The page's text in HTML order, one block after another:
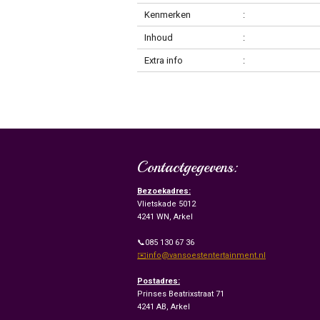
Kenmerken :
Inhoud :
Extra info :
Contactgegevens:
Bezoekadres:
Vlietskade 5012
4241 WN, Arkel
📞085 130 67 36
✉️info@vansoestentertainment.nl
Postadres:
Prinses Beatrixstraat 71
4241 AB, Arkel